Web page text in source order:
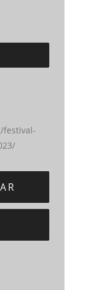
festival-